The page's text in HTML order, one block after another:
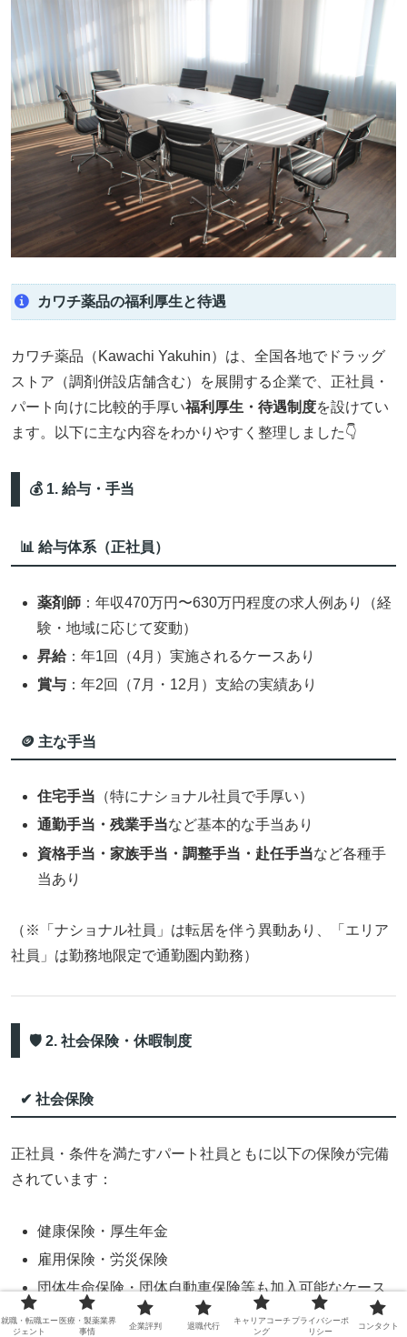
カワチ薬品の福利厚生と待遇
カワチ薬品（Kawachi Yakuhin）は、全国各地でドラッグ
ストア（調剤併設店舗含む）を展開する企業で、正社員・
パート向けに比較的手厚い福利厚生・待遇制度を設けてい
ます。以下に主な内容をわかりやすく整理しました👇
💰 1. 給与・手当
📊 給与体系（正社員）
薬剤師 ：年収470万円〜630万円程度の求人例あり（経
験・地域に応じて変動）
昇給：年1回（4月）実施されるケースあり
賞与 ：年2回（7月・12月）支給の実績あり
🪙 主な手当
住宅手当 （特にナショナル社員で手厚い）
通勤手当・残業手当など基本的な手当あり
資格手当・家族手当・調整手当・赴任手当など各種手
当あり
（※「ナショナル社員」は転居を伴う異動あり、「エリア
社員」は勤務地限定で通勤圏内勤務）
🛡 2. 社会保険・休暇制度
✔ 社会保険
正社員・条件を満たすパート社員ともに以下の保険が完備
されています：
健康保険・厚生年金
雇用保険・労災保険
団体生命保険・団体自動車保険等も加入可能なケース
あり
就職・転職エー
ジェント
医療・製薬業界
事情
企業評判 退職代行
キャリアコーチ
ング
プライバシーポ
リシー
コンタクト